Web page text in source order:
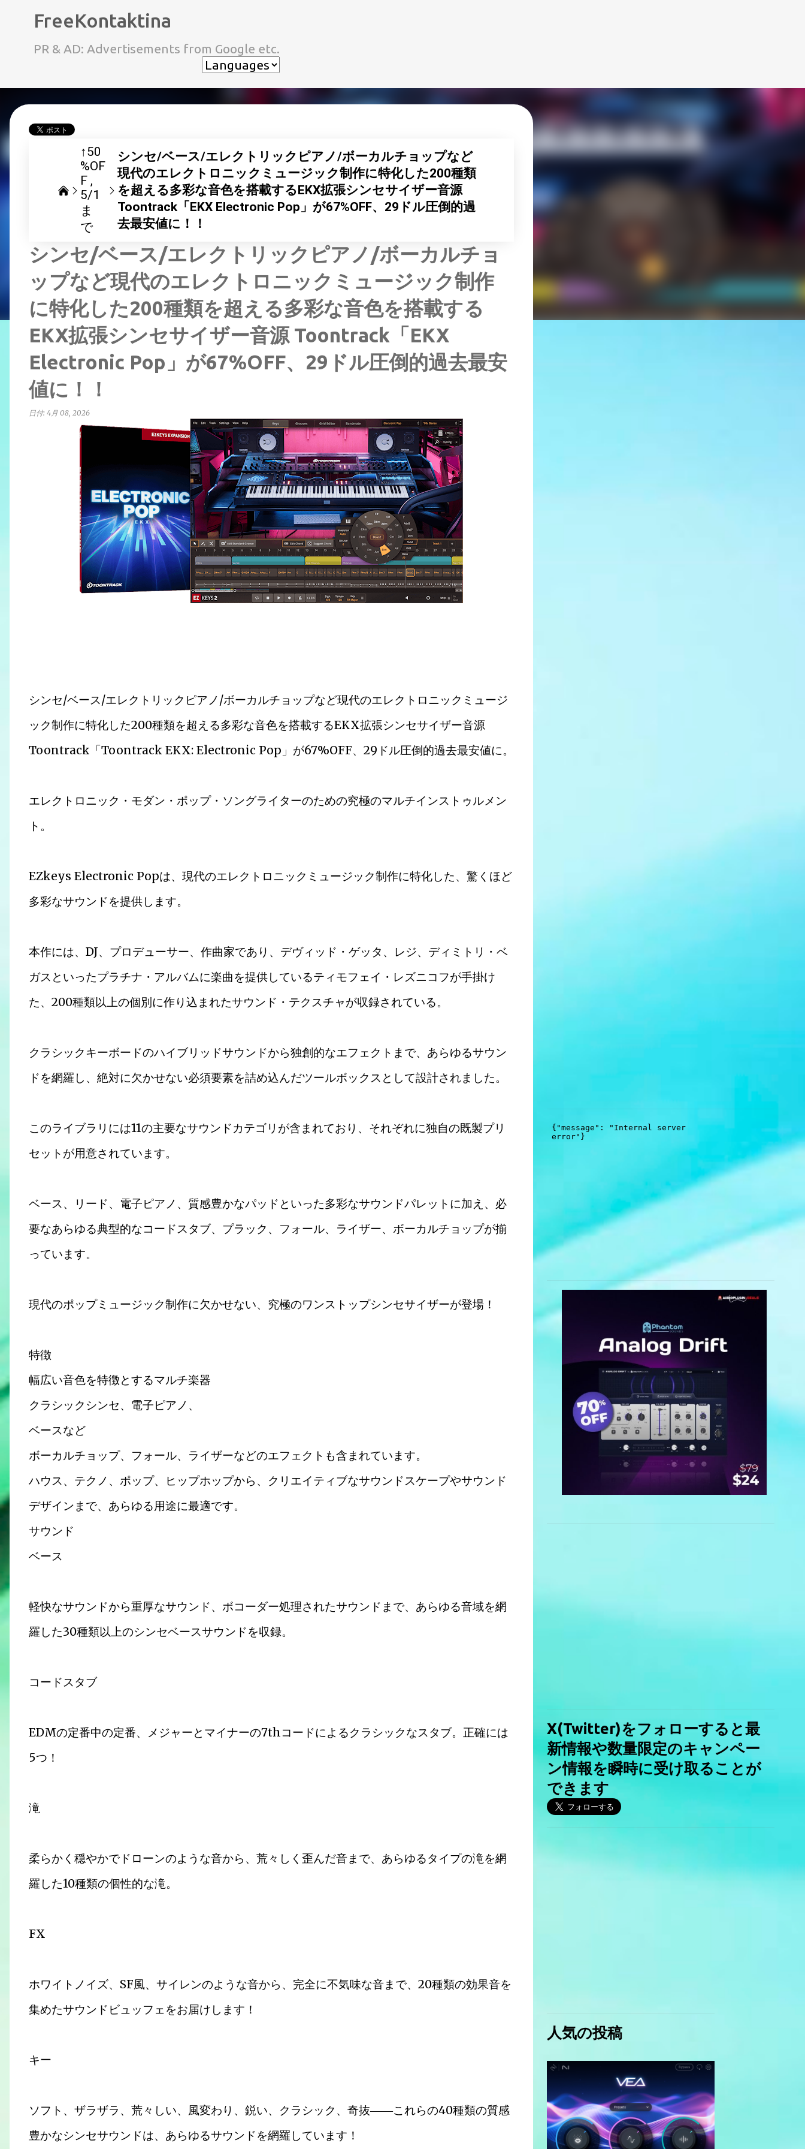
FreeKontaktina
PR & AD: Advertisements from Google etc.
↑50
%OF
F
5/1
ま
で
シンセ/ベース/エレクトリックピアノ/ボーカルチョップなど
現代のエレクトロニックミュージック制作に特化した200種類
を超える多彩な音色を搭載するEKX拡張シンセサイザー音源
Toontrack「EKX Electronic Pop」が67%OFF、29ドル圧倒的過
去最安値に！！
シンセ/ベース/エレクトリックピアノ/ボーカルチョ
ップなど現代のエレクトロニックミュージック制作
に特化した200種類を超える多彩な音色を搭載する
EKX拡張シンセサイザー音源 Toontrack「EKX
Electronic Pop」が67%OFF、29ドル圧倒的過去最安
値に！！
日付: 4月 08, 2026
シンセ/ベース/エレクトリックピアノ/ボーカルチョップなど現代のエレクトロニックミュージ
ック制作に特化した200種類を超える多彩な音色を搭載するEKX拡張シンセサイザー音源
Toontrack「Toontrack EKX: Electronic Pop」が67%OFF、29ドル圧倒的過去最安値に。
エレクトロニック・モダン・ポップ・ソングライターのための究極のマルチインストゥルメン
ト。
EZkeys Electronic Popは、現代のエレクトロニックミュージック制作に特化した、驚くほど
多彩なサウンドを提供します。
本作には、DJ、プロデューサー、作曲家であり、デヴィッド・ゲッタ、レジ、ディミトリ・ベ
ガスといったプラチナ・アルバムに楽曲を提供しているティモフェイ・レズニコフが手掛け
た、200種類以上の個別に作り込まれたサウンド・テクスチャが収録されている。
クラシックキーボードのハイブリッドサウンドから独創的なエフェクトまで、あらゆるサウン
ドを網羅し、絶対に欠かせない必須要素を詰め込んだツールボックスとして設計されました。
このライブラリには11の主要なサウンドカテゴリが含まれており、それぞれに独自の既製プリ
セットが用意されています。
ベース、リード、電子ピアノ、質感豊かなパッドといった多彩なサウンドパレットに加え、必
要なあらゆる典型的なコードスタブ、プラック、フォール、ライザー、ボーカルチョップが揃
っています。
現代のポップミュージック制作に欠かせない、究極のワンストップシンセサイザーが登場！
特徴
幅広い音色を特徴とするマルチ楽器
クラシックシンセ、電子ピアノ、
ベースなど
ボーカルチョップ、フォール、ライザーなどのエフェクトも含まれています。
ハウス、テクノ、ポップ、ヒップホップから、クリエイティブなサウンドスケープやサウンド
デザインまで、あらゆる用途に最適です。
サウンド
ベース
軽快なサウンドから重厚なサウンド、ボコーダー処理されたサウンドまで、あらゆる音域を網
羅した30種類以上のシンセベースサウンドを収録。
コードスタブ
EDMの定番中の定番、メジャーとマイナーの7thコードによるクラシックなスタブ。正確には
5つ！
滝
柔らかく穏やかでドローンのような音から、荒々しく歪んだ音まで、あらゆるタイプの滝を網
羅した10種類の個性的な滝。
FX
ホワイトノイズ、SF風、サイレンのような音から、完全に不気味な音まで、20種類の効果音を
集めたサウンドビュッフェをお届けします！
キー
ソフト、ザラザラ、荒々しい、風変わり、鋭い、クラシック、奇抜――これらの40種類の質感
豊かなシンセサウンドは、あらゆるサウンドを網羅しています！
X(Twitter)をフォローすると最
新情報や数量限定のキャンペー
ン情報を瞬時に受け取ることが
できます
人気の投稿